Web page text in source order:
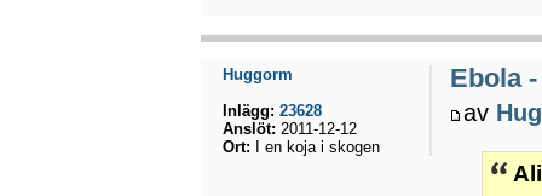
Ebola
av
Huggorm
Inlägg: 23628
Anslöt: 2011-12-12
Ort: I en koja i skogen